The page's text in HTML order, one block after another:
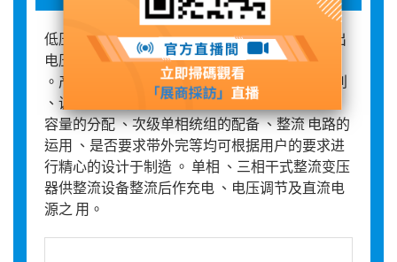
低压变压器广泛适用于交流 50/60Hz ，输入输出
电压不超过 1000V 的各种单 相 、三相供电场合
。产品的各种输入 、输出电压的高低 、联接组别
、调节抽头 的多少及位置（ 一般+-5%） 、绕组
容量的分配 、次级单相统组的配备 、整流 电路的
运用 、是否要求带外完等均可根据用户的要求进
行精心的设计于制造 。 单相 、三相干式整流变压
器供整流设备整流后作充电 、电压调节及直流电
源之 用。